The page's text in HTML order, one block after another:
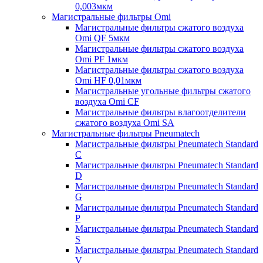
0,003мкм
Магистральные фильтры Omi
Магистральные фильтры сжатого воздуха
Omi QF 5мкм
Магистральные фильтры сжатого воздуха
Omi PF 1мкм
Магистральные фильтры сжатого воздуха
Omi HF 0,01мкм
Магистральные угольные фильтры сжатого
воздуха Omi CF
Магистральные фильтры влагоотделители
сжатого воздуха Omi SA
Магистральные фильтры Pneumatech
Магистральные фильтры Pneumatech Standard
C
Магистральные фильтры Pneumatech Standard
D
Магистральные фильтры Pneumatech Standard
G
Магистральные фильтры Pneumatech Standard
P
Магистральные фильтры Pneumatech Standard
S
Магистральные фильтры Pneumatech Standard
V